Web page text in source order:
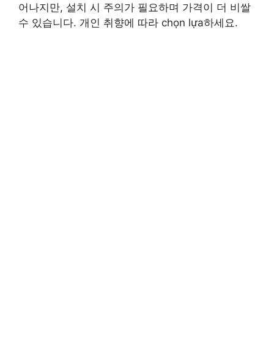
어나지만, 설치 시 주의가 필요하며 가격이 더 비쌀
수 있습니다. 개인 취향에 따라 chọn lựa하세요.